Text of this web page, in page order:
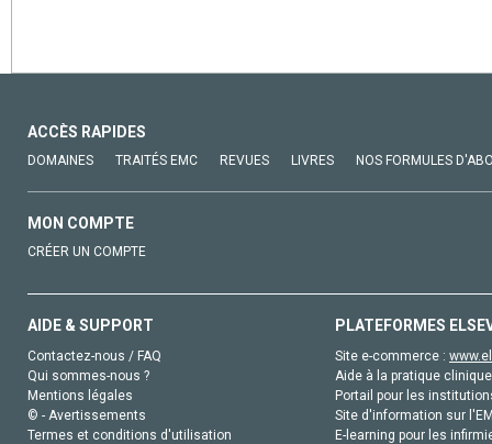
ACCÈS RAPIDES
DOMAINES TRAITÉS EMC REVUES LIVRES NOS FORMULES
MON COMPTE
CRÉER UN COMPTE
AIDE & SUPPORT
Contactez-nous / FAQ
Qui sommes-nous ?
Mentions légales
© - Avertissements
Termes et conditions d'utilisation
PLATEFORMES
Site e-commerce :
Aide à la pratique
Portail pour les
Site d'information sur
E-learning pour les